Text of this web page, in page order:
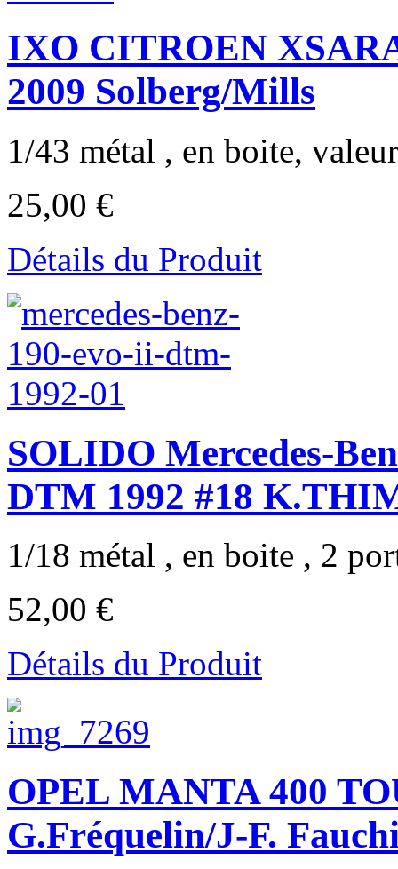
IXO CITROEN
2009 Solberg/Mills
1/43 métal , en boite,
25,00 €
Détails du Produit
SOLIDO Mercedes-
DTM 1992 #18
1/18 métal , en boite , 2
52,00 €
Détails du Produit
OPEL MANTA 400
G.Fréquelin/J-F.